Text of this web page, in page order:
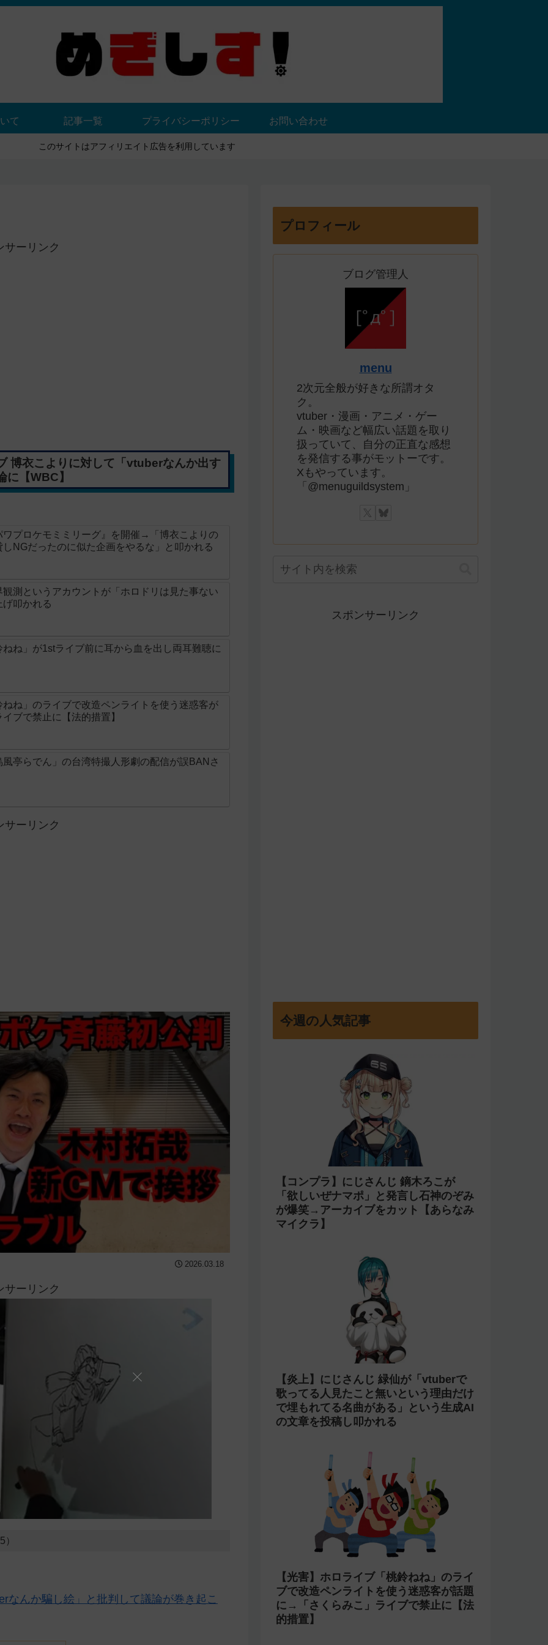
て 記事一覧 プライバシーポリシー お問い合わせ
このサイトはアフィリエイト広告を利用しています
サーリンク
博衣こよりに対して「vtuberなんか出す
【WBC】
プロケモミミリーグ』を開催→「博衣こよりの
NGだったのに似た企画をやるな」と叩かれる
測というアカウントが「ホロドリは見た事ない
叩かれる
ね」が1stライブ前に耳から血を出し両耳難聴に
ね」のライブで改造ペンライトを使う迷惑客が
ブで禁止に【法的措置】
亭らでん」の台湾特撮人形劇の配信が誤BANさ
サーリンク
2026.03.18
サーリンク
なんか騙し絵」と批判して議論が巻き起こ
プロフィール
ブログ管理人
menu
2次元全般が好きな所謂オタ
ク。
vtuber・漫画・アニメ・ゲー
ム・映画など幅広い話題を取り
扱っていて、自分の正直な感想
を発信する事がモットーです。
Xもやっています。
「@menuguildsystem」
スポンサーリンク
今週の人気記事
【コンプラ】にじさんじ 鏑木ろこが
「欲しいぜナマポ」と発言し石神のぞみ
が爆笑→アーカイブをカット【あらなみ
マイクラ】
【炎上】にじさんじ 緑仙が「vtuberで
歌ってる人見たこと無いという理由だけ
で埋もれてる名曲がある」という生成AI
の文章を投稿し叩かれる
【光害】ホロライブ「桃鈴ねね」のライ
ブで改造ペンライトを使う迷惑客が話題
に→「さくらみこ」ライブで禁止に【法
的措置】